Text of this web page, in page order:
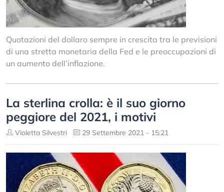
Quotazioni del dollaro sempre in crescita tra le previsioni
di una stretta monetaria della Fed e le preoccupazioni di
un aumento dell’inflazione.
La sterlina crolla: è il suo giorno
peggiore del 2021, i motivi
Violetta Silvestri 29 Settembre 2021 - 15:21